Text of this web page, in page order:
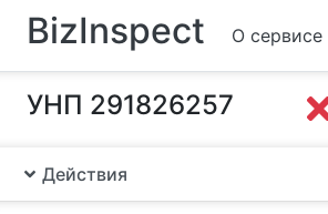
BizInspect О сервисе
УНП 291826257
Действия